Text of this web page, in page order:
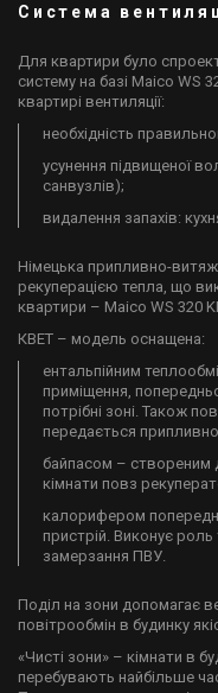
Система
Для квартири було
систему на базі Maico WS
квартирі вентиляції:​
необхідність
усунення підвищеної
санвузлів);
видалення запахів:
Німецька припливно-
рекуперацією тепла, що
квартири – Maico WS 320
​КВЕТ – модель оснащена:​
ентальпійним
приміщення,
потрібні зоні. Також
передається
байпасом – створеним
кімнати повз
калорифером
пристрій. Виконує
замерзання ПВУ.
Поділ на зони допомагає
повітрообмін в будинку
«Чисті зони» – кімнати в
перебувають найбільше